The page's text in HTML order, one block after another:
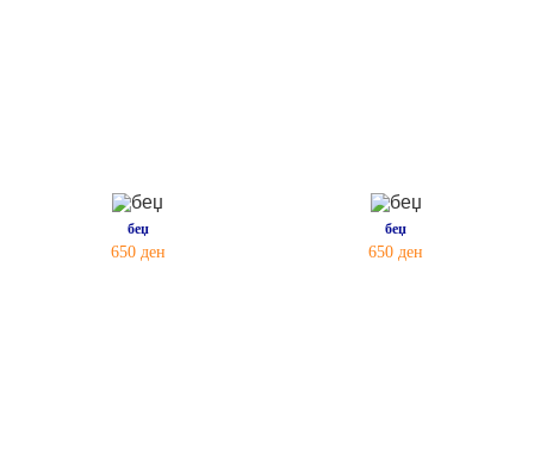
беџ
650 ден
беџ
650 ден